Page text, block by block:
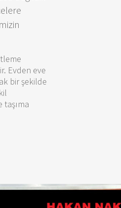
Evden eve
bir şekilde
taşıma